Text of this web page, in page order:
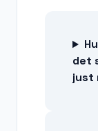
det
just